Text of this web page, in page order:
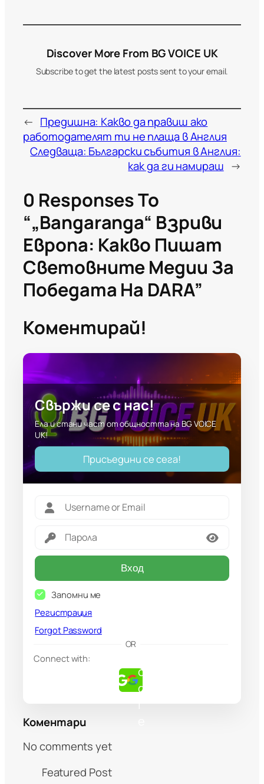
Discover More From BG VOICE UK
Subscribe to get the latest posts sent to your email.
← Предишна: Какво да правиш ако
работодателят ти не плаща в Англия
Следваща: Български събития в Англия:
как да ги намираш →
0 Responses To
“„Bangaranga“ Взриви
Европа: Какво Пишат
Световните Медии За
Победата На DARA”
Коментирай!
Свържи се с нас!
Ела и стани част от общността на BG VOICE
UK!
Присъедини се сега!
Вход
Запомни ме
Регистрация
Forgot Password
OR
Connect with:
o
g
Коментари
No comments yet
Featured Post